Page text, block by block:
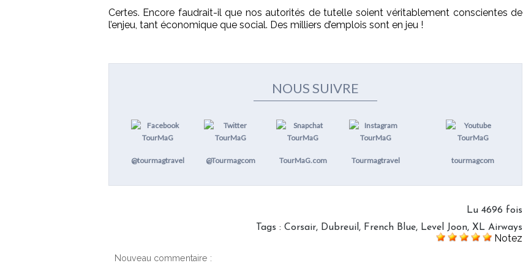
Certes. Encore faudrait-il que nos autorités de tutelle soient véritablement conscientes de
l’enjeu, tant économique que social. Des milliers d’emplois sont en jeu !
NOUS SUIVRE
@tourmagtravel @Tourmagcom TourMaG.com Tourmagtravel tourmagcom
Lu 4696 fois
Tags : Corsair, Dubreuil , French Blue, Level Joon, XL Airways
Notez
Nouveau commentaire :